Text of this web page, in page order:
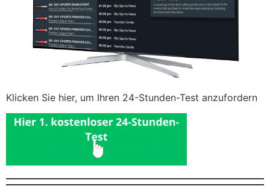
Klicken Sie hier, um Ihren 24-Stunden-Test anzufordern